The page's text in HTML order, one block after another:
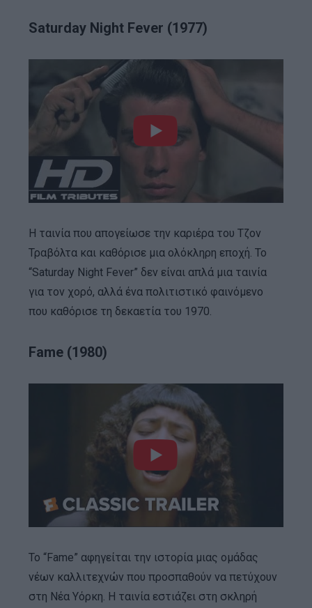
Saturday Night Fever (1977)
Η ταινία που απογείωσε την καριέρα του Τζον
Τραβόλτα και καθόρισε μια ολόκληρη εποχή. Το
“Saturday Night Fever” δεν είναι απλά μια ταινία
για τον χορό, αλλά ένα πολιτιστικό φαινόμενο
που καθόρισε τη δεκαετία του 1970.
Fame (1980)
Το “Fame” αφηγείται την ιστορία μιας ομάδας
νέων καλλιτεχνών που προσπαθούν να πετύχουν
στη Νέα Υόρκη. Η ταινία εστιάζει στη σκληρή